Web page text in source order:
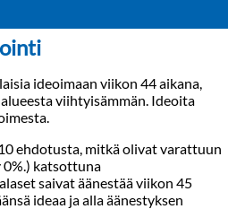
ideoimaan viikon 44 aikana,
viihtyisämmän. Ideoita
ehdotusta, mitkä olivat varattuun
0%.) katsottuna
saivat äänestää viikon 45
ideaa ja alla äänestyksen